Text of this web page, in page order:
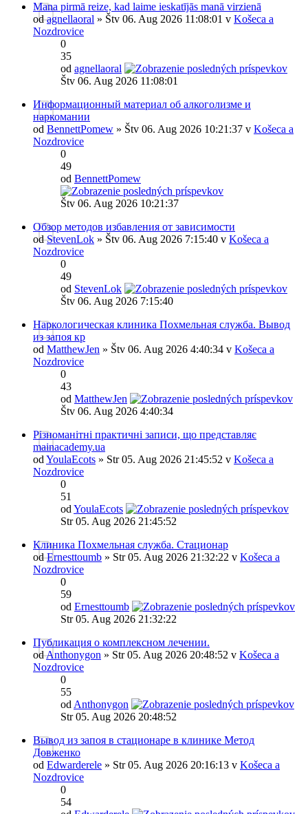
Mana pirmā reize, kad laime ieskatījās manā virzienā
odagnellaoral » Štv 06. Aug 2026 11:08:01 v Košeca a
Nozdrovice
0
35
od agnellaoral
Štv 06. Aug 2026 11:08:01
Информационный материал об алкоголизме и
наркомании
od BennettPomew » Štv 06. Aug 2026 10:21:37 v Košeca a
Nozdrovice
0
49
od BennettPomew
Štv 06. Aug 2026 10:21:37
Обзор методов избавления от зависимости
odStevenLok » Štv 06. Aug 2026 7:15:40 v Košeca a
Nozdrovice
0
49
od StevenLok
Štv 06. Aug 2026 7:15:40
Наркологическая клиника Похмельная служба. Вывод
из запоя кр
od MatthewJen » Štv 06. Aug 2026 4:40:34 v Košeca a
Nozdrovice
0
43
od MatthewJen
Štv 06. Aug 2026 4:40:34
Різноманітні практичні записи, що представляє
mainacademy.ua
od YoulaEcots » Str 05. Aug 2026 21:45:52 v Košeca a
Nozdrovice
0
51
od YoulaEcots
Str 05. Aug 2026 21:45:52
Клиника Похмельная служба. Стационар
odErnesttoumb » Str 05. Aug 2026 21:32:22 v Košeca a
Nozdrovice
0
59
od Ernesttoumb
Str 05. Aug 2026 21:32:22
Публикация о комплексном лечении.
odAnthonygon » Str 05. Aug 2026 20:48:52 v Košeca a
Nozdrovice
0
55
od Anthonygon
Str 05. Aug 2026 20:48:52
Вывод из запоя в стационаре в клинике Метод
Довженко
od Edwarderele » Str 05. Aug 2026 20:16:13 v Košeca a
Nozdrovice
0
54